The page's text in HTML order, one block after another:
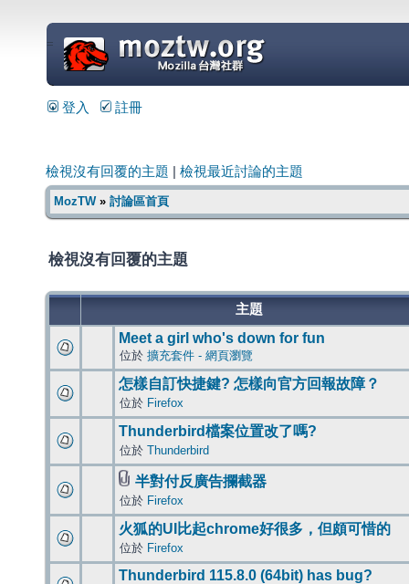
=
登入 註冊
檢視沒有回覆的主題 檢視最近討論的主題
MozTW» 討論區首頁
檢視沒有回覆的主題
主題
Meet a girl who's down for fun
位於 擴充套件 - 網頁瀏覽
怎樣自訂快捷鍵? 怎樣向官方回報故障？
位於 Firefox
Thunderbird檔案位置改了嗎?
位於 Thunderbird
半對付反廣告攔截器
位於 Firefox
火狐的UI比起chrome好很多，但頗可惜的
位於 Firefox
Thunderbird 115.8.0 (64bit) has bug?